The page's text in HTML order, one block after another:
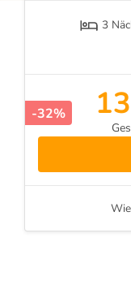
3
-32%